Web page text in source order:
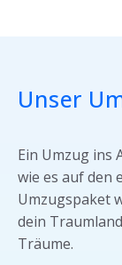
Unser
Ein Umzug ins
wie es auf den
Umzugspaket
dein
Träume.